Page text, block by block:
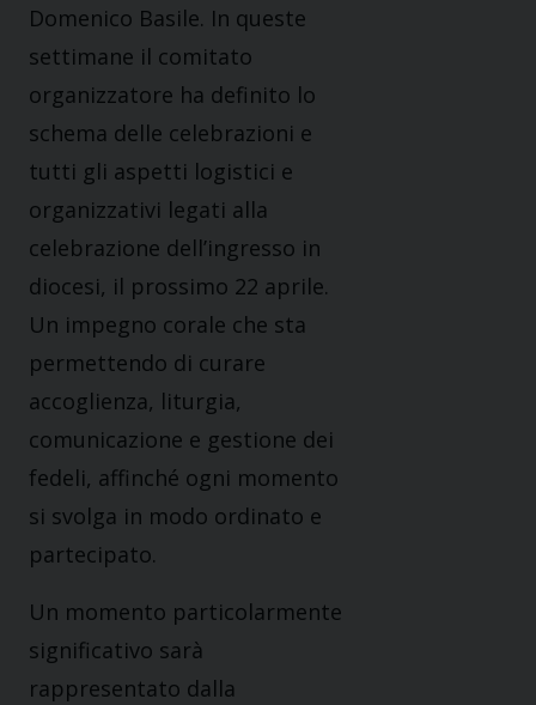
Domenico Basile. In queste
settimane il comitato
organizzatore ha definito lo
schema delle celebrazioni e
tutti gli aspetti logistici e
organizzativi legati alla
celebrazione dell’ingresso in
diocesi, il prossimo 22 aprile.
Un impegno corale che sta
permettendo di curare
accoglienza, liturgia,
comunicazione e gestione dei
fedeli, affinché ogni momento
si svolga in modo ordinato e
partecipato.
Un momento particolarmente
significativo sarà
rappresentato dalla